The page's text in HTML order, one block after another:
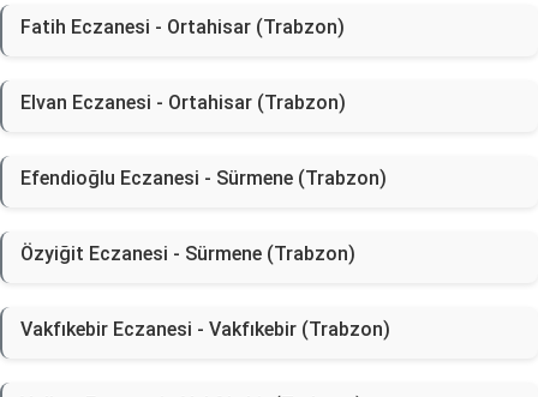
Fatih Eczanesi - Ortahisar (Trabzon)
Elvan Eczanesi - Ortahisar (Trabzon)
Efendioğlu Eczanesi - Sürmene (Trabzon)
Özyiğit Eczanesi - Sürmene (Trabzon)
Vakfıkebir Eczanesi - Vakfıkebir (Trabzon)